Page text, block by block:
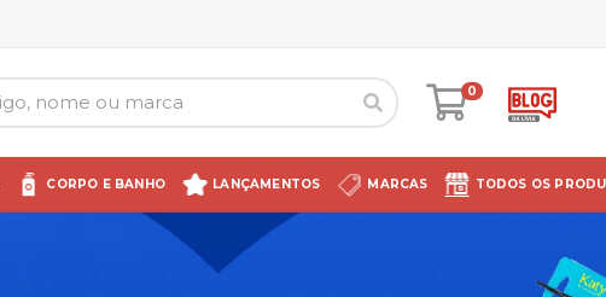
0
CORPO E BANHO LANÇAMENTOS MARCAS TODOS OS